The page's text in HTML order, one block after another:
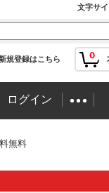
文字サ
0
規登録はこちら
ログイン
無料